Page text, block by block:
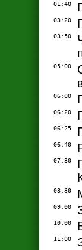
01:40
03:20
03:50
05:00
06:00
06:20
06:25
06:40
07:30
08:30
09:00
10:00
11:00